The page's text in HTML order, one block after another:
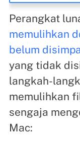
Perangkat
memulihkan
belum
yang tidak
langkah-
memulihkan
sengaja
Mac: